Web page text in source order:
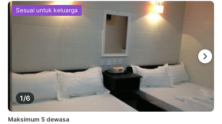
1/6
Sesuai untuk keluarga
Maksimum 5 dewasa